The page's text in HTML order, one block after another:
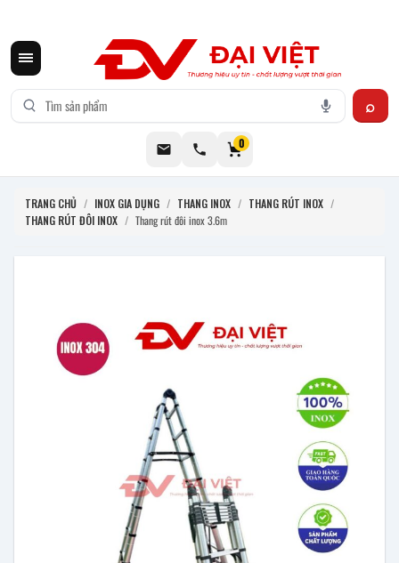
0
TRANG CHỦ / INOX GIA DỤNG / THANG INOX / THANG RÚT INOX /
THANG RÚT ĐÔI INOX / Thang rút đôi inox 3.6m